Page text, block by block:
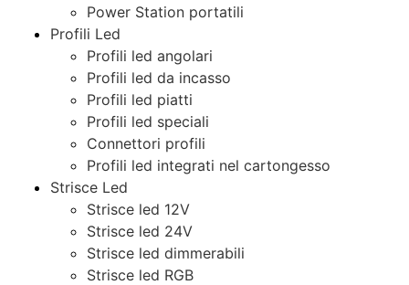
Power Station portatili
Profili Led
Profili led angolari
Profili led da incasso
Profili led piatti
Profili led speciali
Connettori profili
Profili led integrati nel cartongesso
Strisce Led
Strisce led 12V
Strisce led 24V
Strisce led dimmerabili
Strisce led RGB